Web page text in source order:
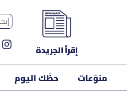
إقرأ الجريدة
منوّعات حظّك اليوم